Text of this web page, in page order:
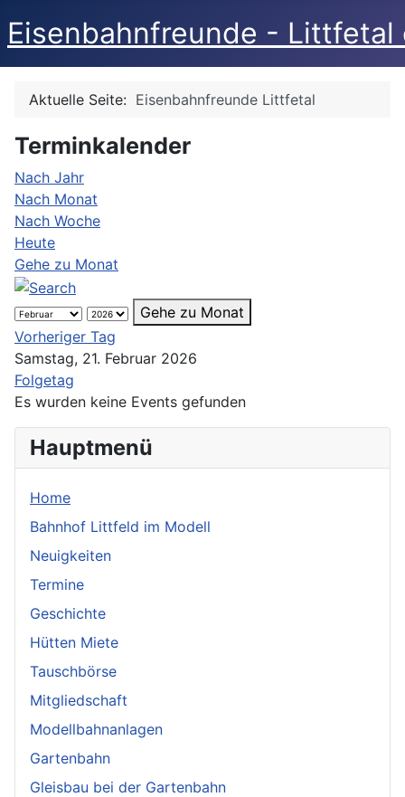
Eisenbahnfreunde - Littfetal
Aktuelle Seite: Eisenbahnfreunde Littfetal
Terminkalender
Nach Jahr
Nach Monat
Nach Woche
Heute
Gehe zu Monat
Gehe zu Monat
Vorheriger Tag
Samstag, 21. Februar 2026
Folgetag
Es wurden keine Events gefunden
Hauptmenü
Home
Bahnhof Littfeld im Modell
Neuigkeiten
Termine
Geschichte
Hütten Miete
Tauschbörse
Mitgliedschaft
Modellbahnanlagen
Gartenbahn
Gleisbau bei der Gartenbahn